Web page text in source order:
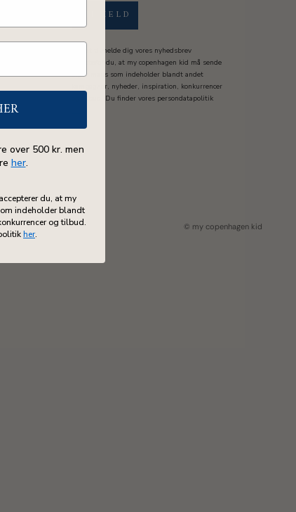
TILMELD
Ved at tilmelde dig vores nyhedsbrev
accepterer du, at my copenhagen kid må sende
dig e-mails som indeholder blandt andet
kampagner, nyheder, inspiration, konkurrencer
og tilbud. Du finder vores persondatapolitik
© my copenhagen kid
over 500 kr. men
her.
du, at my
indeholder blandt
og tilbud.
her.